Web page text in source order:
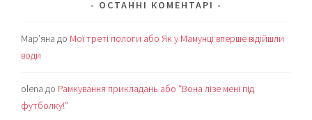
ОСТАННІ КОМЕНТАРІ
Мар’яна до Мої треті пологи або Як у Мамунці вперше відійшли
води
olena до Рамкування прикладань або “Вона лізе мені під
футболку!”